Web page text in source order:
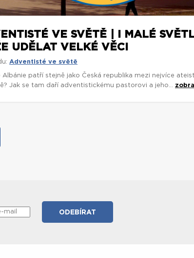
VE SVĚTĚ | I MALÉ
UDĚLAT VELKÉ VĚCI
Adventisté ve světě
Albánie patří stejně jako Česká republika mezi nejvíce
Jak se tam daří adventistickému pastorovi a jeho...